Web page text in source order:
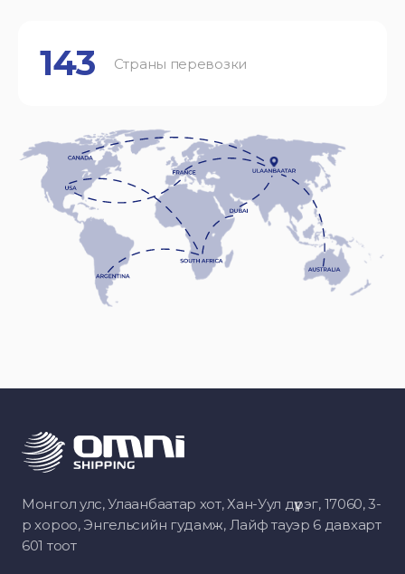
143 Страны перевозки
Монгол улс, Улаанбаатар хот, Хан-Уул дүүрэг, 17060, 3-
р хороо, Энгельсийн гудамж, Лайф тауэр 6 давхарт
601 тоот